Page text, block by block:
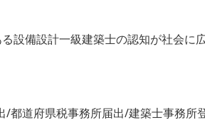
設備設計一級建築士の認知が社会に
道府県税事務所届出/建築士事務所